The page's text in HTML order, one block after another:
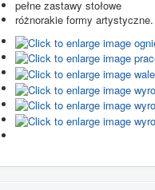
pełne zastawy stołowe
różnorakie formy artystyczne.